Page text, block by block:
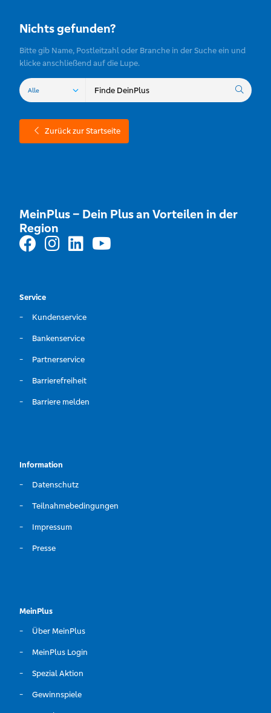
Nichts gefunden?
Bitte gib Name, Postleitzahl oder Branche in der Suche ein und
klicke anschließend auf die Lupe.
Zurück zur Startseite
MeinPlus – Dein Plus an Vorteilen in der
Region
Service
Kundenservice
Bankenservice
Partnerservice
Barrierefreiheit
Barriere melden
Information
Datenschutz
Teilnahmebedingungen
Impressum
Presse
MeinPlus
Über MeinPlus
MeinPlus Login
Spezial Aktion
Gewinnspiele